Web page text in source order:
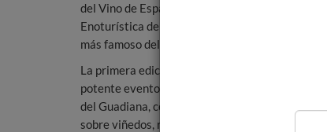
del Vino de España (ACEVIN) y con distintos
Enoturística del año a la Primavera
más famoso del mundo’ en la categoría de Mejor
La primera edición de la Primavera
potente evento que llenó de actividades y
del Guadiana, con iniciativas y experiencias
sobre viñedos, rutas en calesa, safaris